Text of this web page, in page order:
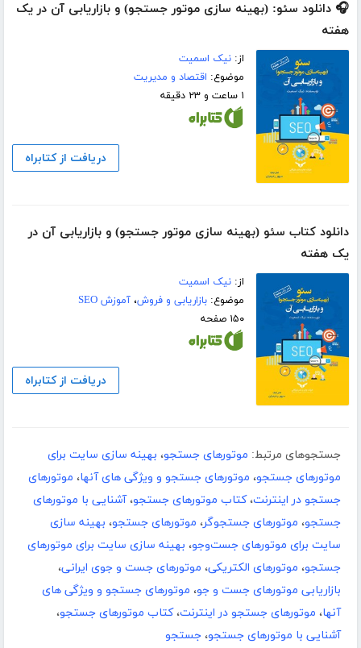
🎧 دانلود سئو: (بهینه سازی موتور جستجو) و بازاریابی آن در یک
هفته
از:نیک اسمیت
موضوع: اقتصاد و مدیریت
۱ ساعت و ۲۳ دقیقه
دریافت از کتابراه
دانلود کتاب سئو (بهینه سازی موتور جستجو) و بازاریابی آن در
یک هفته
از:نیک اسمیت
موضوع:بازاریابی و فروش،آموزش SEO
۱۵۰ صفحه
دریافت از کتابراه
جستجوهای مرتبط: موتورهای جستجو، بهینه سازی سایت برای
موتورهای جستجو، موتورهای جستجو و ویژگی های آنها، موتورهای
جستجو در اینترنت،کتاب موتورهای جستجو،آشنایی با موتورهای
جستجو، موتورهای جستجوگر، موتورهای جستجو، بهینه سازی
سایت برای موتورهای جست‌وجو، بهینه سازی سایت برای موتورهای
جستجو، موتورهای الکتریکی، موتورهای جست‌ و جوی ایرانی،
بازاریابی موتورهای جست و جو، موتورهای جستجو و ویژگی های
آنها، موتورهای جستجو در اینترنت،کتاب موتورهای جستجو،
آشنایی با موتورهای جستجو، جستجو